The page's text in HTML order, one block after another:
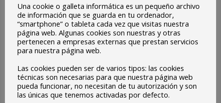
de esta acreditación es la garantía de tener una
financiación para las distintas actividades de
internacionalización, así como la facilidad para la ejecución y
puesta en práctica de estas movilidades. Se trata de una
actividades de movilidad de alta calidad en el marco de una
iniciativa más amplia del desarrollo de nuestro centro.
Una cookie o galleta informática es un pequeño archivo
de información que se guarda en tu ordenador,
“smartphone” o tableta cada vez que visitas nuestra
página web. Algunas cookies son nuestras y otras
pertenecen a empresas externas que prestan servicios
para nuestra página web.
Las cookies pueden ser de varios tipos: las cookies
técnicas son necesarias para que nuestra página web
pueda funcionar, no necesitan de tu autorización y son
las únicas que tenemos activadas por defecto.